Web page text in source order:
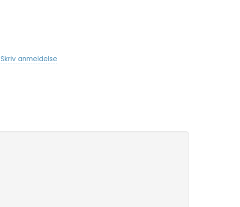
Skriv anmeldelse